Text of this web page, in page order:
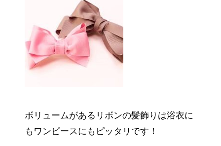
ボリュームがあるリボンの髪飾りは浴衣に
もワンピースにもピッタリです！